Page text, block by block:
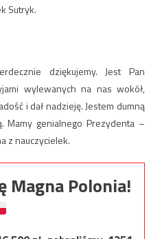
Sutryk.
dziękujemy. Jest Pan
wylewanych na nas wokół,
i dał nadzieję. Jestem dumną
Mamy genialnego Prezydenta –
z nauczycielek.
Magna Polonia!